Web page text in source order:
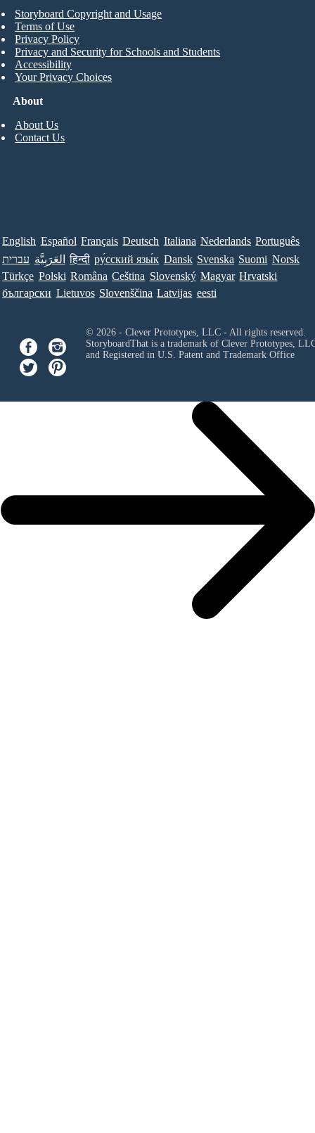
About
About Us
Contact Us
Storyboard Copyright and Usage
Terms of Use
Privacy Policy
Privacy and Security for Schools and Students
Accessibility
Your Privacy Choices
English Español Français Deutsch Italiana Nederlands Português
עברית العَرَبِيَّة हिन्दी ру́сский язы́к Dansk Svenska Suomi Norsk
Türkçe Polski Româna Ceština Slovenský Magyar Hrvatski
български Lietuvos Slovenščina Latvijas eesti
© 2026 - Clever Prototypes, LLC - All rights reserved.
StoryboardThat is a trademark of Clever Prototypes,
and Registered in U.S. Patent and Trademark Office